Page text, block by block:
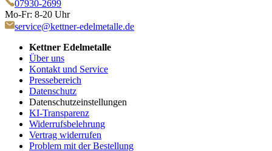
07930-2699
Mo-Fr: 8-20 Uhr
service@kettner-edelmetalle.de
Kettner Edelmetalle
Über uns
Kontakt und Service
Pressebereich
Datenschutz
Datenschutzeinstellungen
KI-Transparenz
Widerrufsbelehrung
Vertrag widerrufen
Problem mit der Bestellung